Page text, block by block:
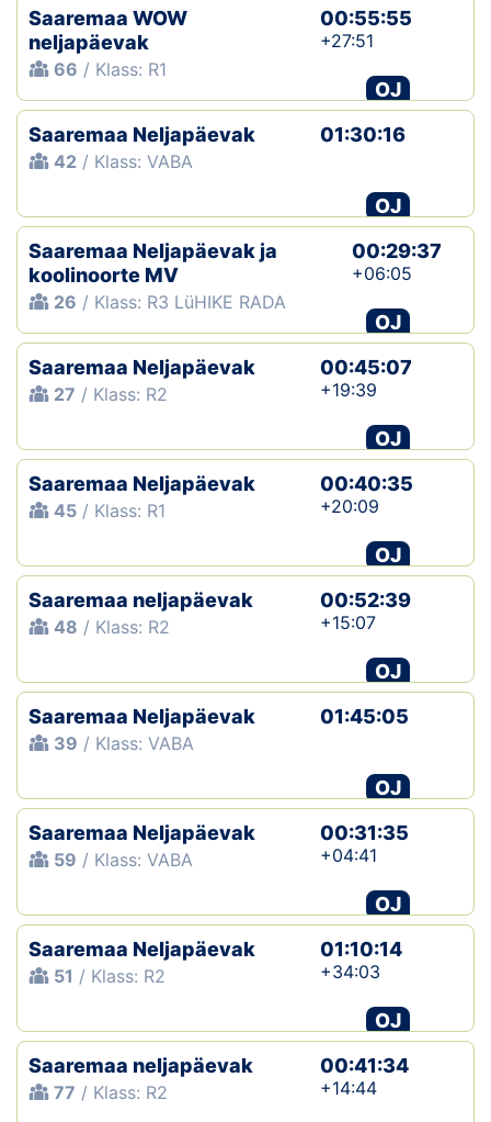
Saaremaa WOW
neljapäevak
66 / Klass: R1
00:55:55
+27:51
OJ
Saaremaa Neljapäevak
42 / Klass: VABA
01:30:16
OJ
Saaremaa Neljapäevak ja
koolinoorte MV
26 / Klass: R3 LüHIKE RADA
00:29:37
+06:05
OJ
Saaremaa Neljapäevak
27 / Klass: R2
00:45:07
+19:39
OJ
Saaremaa Neljapäevak
45 / Klass: R1
00:40:35
+20:09
OJ
Saaremaa neljapäevak
48 / Klass: R2
00:52:39
+15:07
OJ
Saaremaa Neljapäevak
39 / Klass: VABA
01:45:05
OJ
Saaremaa Neljapäevak
59 / Klass: VABA
00:31:35
+04:41
OJ
Saaremaa Neljapäevak
51 / Klass: R2
01:10:14
+34:03
OJ
Saaremaa neljapäevak
77 / Klass: R2
00:41:34
+14:44